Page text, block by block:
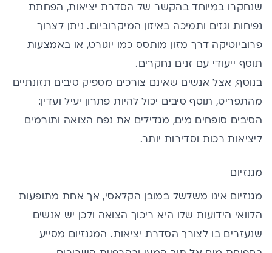
שנחקרו במיוחד בהקשר של הסדרת יציאות, הפחתת
נפיחות וגזים ותמיכה באיזון המיקרוביום. ניתן לצרוך
פרוביוטיקה דרך מזון מותסס כמו יוגורט, או באמצעות
תוסף ייעודי עם זנים נחקרים.
בנוסף, אצל אנשים שאינם צורכים מספיק סיבים תזונתיים
מהתפריט, תוסף סיבים יכול להיות פתרון יעיל ועדין:
הסיבים סופחים מים, מגדילים את נפח הצואה ותורמים
ליציאות רכות וסדירות יותר.
מגנזיום
מגנזיום אינו משלשל במובן הקלאסי, אך אחת מתופעות
הלוואי הידועות שלו היא ריכוך הצואה ולכן יש אנשים
שנעזרים בו לצורך הסדרת יציאות. המגנזיום מסייע